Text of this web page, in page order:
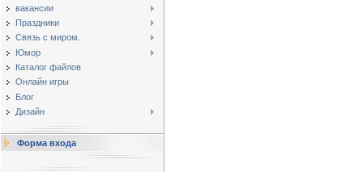
вакансии
Праздники
Связь с миром.
Юмор
Каталог файлов
Онлайн игры
Блог
Дизайн
Форма входа